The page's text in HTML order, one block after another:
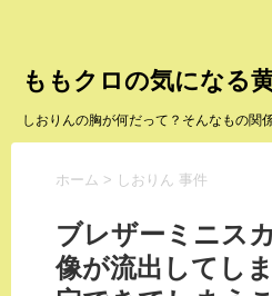
ももクロの気になる
しおりんの胸が何だって？そんなもの関
ホーム > しおりん 事件
ブレザーミニス
像が流出してし